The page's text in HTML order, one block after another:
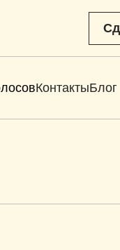
КонтактыБлог